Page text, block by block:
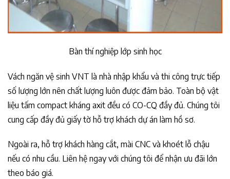
Bàn thí nghiệp lớp sinh học
Vách ngăn vệ sinh VNT là nhà nhập khẩu và thi công trực tiếp
số lượng lớn nên chất lượng luôn được đảm bảo. Toàn bộ vật
liệu tấm compact kháng axit đều có CO-CQ đầy đủ. Chúng tôi
cung cấp đầy đủ giấy tờ hỗ trợ khách dự án làm hồ sơ.
Ngoài ra, hỗ trợ khách hàng cắt, mài CNC và khoét lỗ chậu
nếu có nhu cầu. Liên hệ ngay với chúng tôi để nhận ưu đãi lớn
theo báo giá.